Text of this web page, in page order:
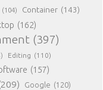
(104) Container (143)
(162)
(397)
Editing (110)
(157)
Google (120)